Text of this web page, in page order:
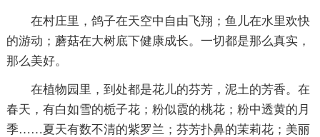
在村庄里，鸽子在天空中自由飞翔；鱼儿在水里欢快
的游动；蘑菇在大树底下健康成长。一切都是那么真实，
那么美好。
在植物园里，到处都是花儿的芬芳，泥土的芳香。在
春天，有白如雪的栀子花；粉似霞的桃花；粉中透黄的月
季……夏天有数不清的紫罗兰；芬芳扑鼻的茉莉花；美丽